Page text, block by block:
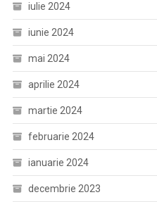
iulie 2024
iunie 2024
mai 2024
aprilie 2024
martie 2024
februarie 2024
ianuarie 2024
decembrie 2023